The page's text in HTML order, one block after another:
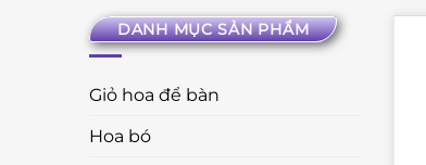
DANH MỤC SẢN PHẨM
Giỏ hoa để bàn
Hoa bó